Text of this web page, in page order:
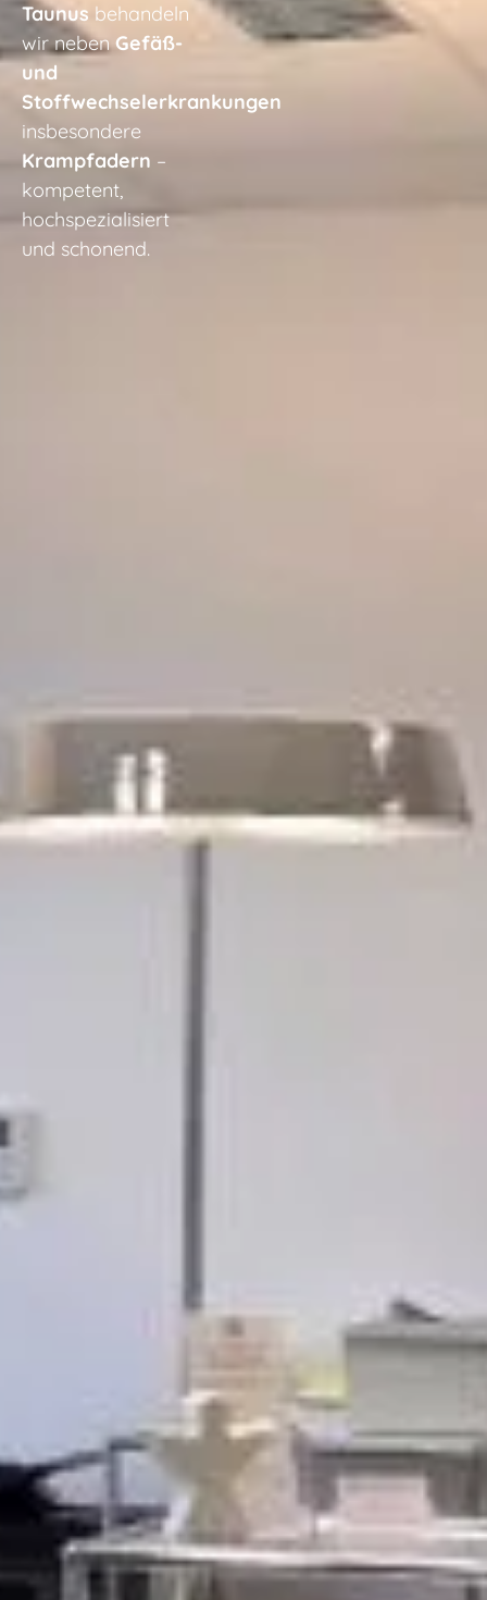
Taunus behandeln
wir nebenGefäß-
und
Stoffwechselerkrankungen
insbesondere
Krampfadern –
kompetent,
hochspezialisiert
und schonend.